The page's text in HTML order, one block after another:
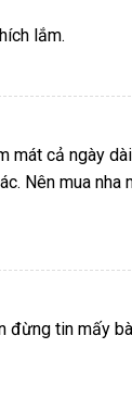
lắm.
mát cả ngày
Nên mua nha
đừng tin mấy